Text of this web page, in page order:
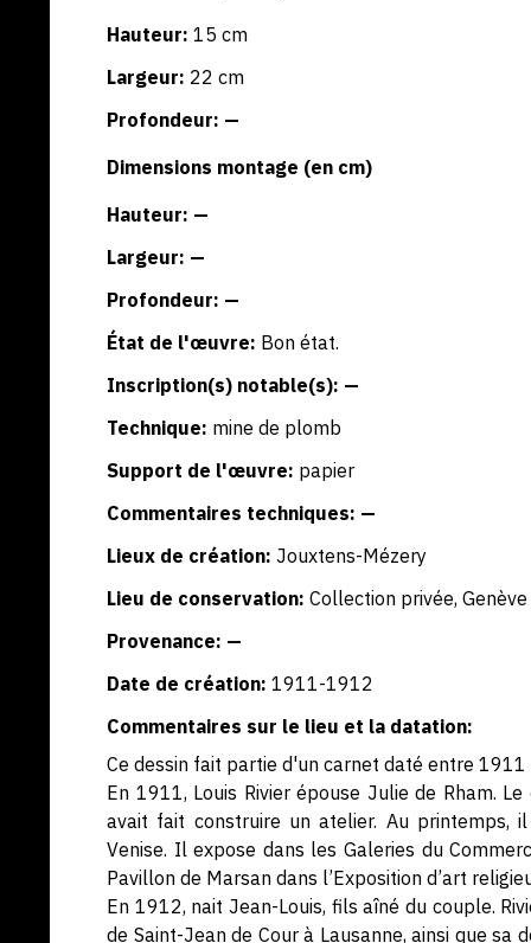
Hauteur: 15 cm
Largeur: 22 cm
Profondeur: —
Dimensions montage (en cm)
Hauteur: —
Largeur: —
Profondeur: —
État de l'œuvre: Bon état.
Inscription(s) notable(s): —
Technique: mine de plomb
Support de l'œuvre: papier
Commentaires techniques: —
Lieux de création: Jouxtens-Mézery
Lieu de conservation: Collection privée, Genève
Provenance: —
Date de création: 1911-1912
Commentaires sur le lieu et la datation:
Ce dessin fait partie d'un carnet daté entre
En 1911, Louis Rivier épouse Julie de Rham.
avait fait construire un atelier. Au printemps,
Venise. Il expose dans les Galeries du
Pavillon de Marsan dans l’Exposition d’art
En 1912, nait Jean-Louis, fils aîné du couple.
de Saint-Jean de Cour à Lausanne, ainsi que